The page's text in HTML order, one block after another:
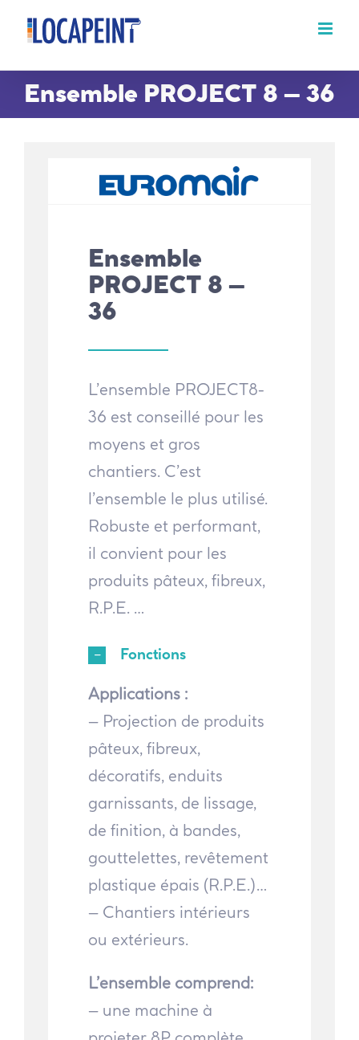
Passer
contenu
Ensemble PROJECT 8 – 36
Ensemble
PROJECT 8 –
36
L’ensemble PROJECT8-
36 est conseillé pour les
moyens et gros
chantiers. C’est
l’ensemble le plus utilisé.
Robuste et performant,
il convient pour les
produits pâteux, fibreux,
R.P.E. …
Fonctions
Applications :
– Projection de produits
pâteux, fibreux,
décoratifs, enduits
garnissants, de lissage,
de finition, à bandes,
gouttelettes, revêtement
plastique épais (R.P.E.)…
– Chantiers intérieurs
ou extérieurs.
L’ensemble comprend:
– une machine à